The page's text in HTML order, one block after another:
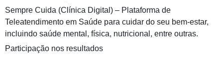
Sempre Cuida (Clínica Digital) – Plataforma de
Teleatendimento em Saúde para cuidar do seu bem-estar,
incluindo saúde mental, física, nutricional, entre outras.
Participação nos resultados